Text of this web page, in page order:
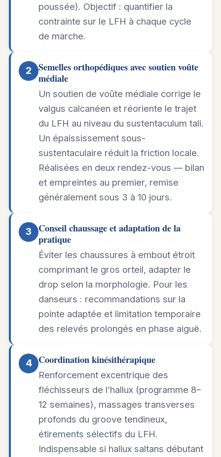
poussée). Objectif : quantifier la
contrainte sur le LFH à chaque cycle
de marche.
2
Semelles orthopédiques avec soutien voûte
médiale
Un soutien de voûte médiale corrige le
valgus calcanéen et réoriente le trajet
du LFH au niveau du sustentaculum tali.
Un épaississement sous-
sustentaculaire réduit la friction locale.
Réalisées en deux rendez-vous — bilan
et empreintes au premier, remise
généralement sous 3 à 10 jours.
3
Conseil chaussage et adaptation de la
pratique
Éviter les chaussures à embout étroit
comprimant le gros orteil, adapter le
drop selon la morphologie. Pour les
danseurs : recommandations sur la
pointe adaptée et limitation temporaire
des relevés prolongés en phase aiguë.
4 Coordination kinésithérapique
Renforcement excentrique des
fléchisseurs de l’hallux (programme 8–
12 semaines), massages transverses
profonds du groove tendineux,
étirements sélectifs du LFH.
Indispensable si hallux saltans débutant